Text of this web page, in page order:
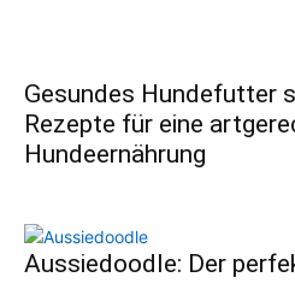
Gesundes Hundefutter
Rezepte für eine
Hundeernährung
Aussiedoodle: Der